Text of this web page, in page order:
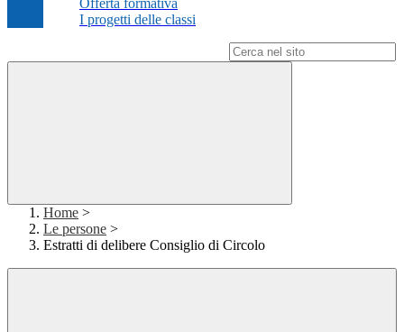
Offerta formativa
I progetti delle classi
Home >
Le persone >
Estratti di delibere Consiglio di Circolo